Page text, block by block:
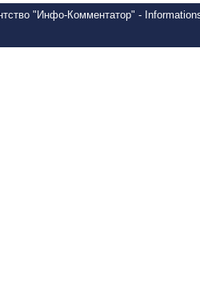
"Инфо-Комментатор" -